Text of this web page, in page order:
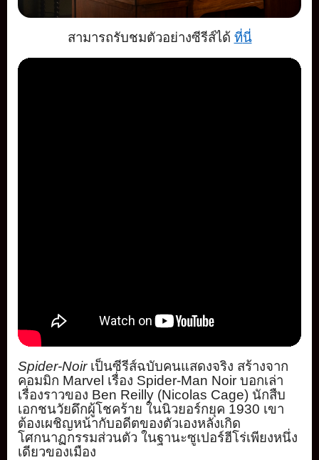
สามารถรับชมตัวอย่างซีรีส์ได้ ที่นี่
Spider-Noir เป็นซีรีส์ฉบับคนแสดงจริง สร้างจาก
คอมมิก Marvel เรื่อง Spider-Man Noir บอกเล่า
เรื่องราวของ Ben Reilly (Nicolas Cage) นักสืบ
เอกชนวัยดึกผู้โชคร้าย ในนิวยอร์กยุค 1930 เขา
ต้องเผชิญหน้ากับอดีตของตัวเองหลังเกิด
โศกนาฏกรรมส่วนตัว ในฐานะซูเปอร์ฮีโร่เพียงหนึ่ง
เดียวของเมือง